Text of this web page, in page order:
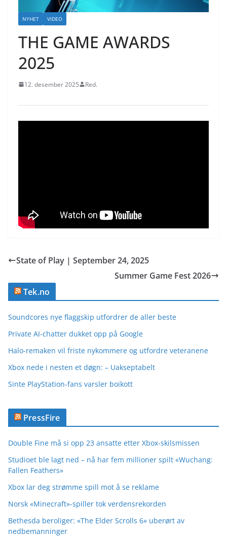
NYHET VIDEO
THE GAME AWARDS
2025
12. desember 2025 Red.
State of Play | September 24, 2025
Summer Game Fest 2026
Tek.no
Soundcores nye flaggskip utfordrer de aller beste
Private AI-chatter dukket opp på Google
Halo-remaken vil friste nykommere og utfordre veteranene
Xbox nede i nesten et døgn: – Uakseptabelt
Sinte PlayStation-fans varsler boikott
PressFire
Double Fine må si opp 23 ansatte etter Xbox-skilsmissen
Studioet ble lagt ned – nå har fem millioner spilt «Wuchang:
Fallen Feathers»
Xbox lar deg strømme spill mot å se reklame
Norsk «Minecraft»-spiller tok verdensrekorden
Bethesda beroliger: «The Elder Scrolls 6» uberørt av
nedbemanninger